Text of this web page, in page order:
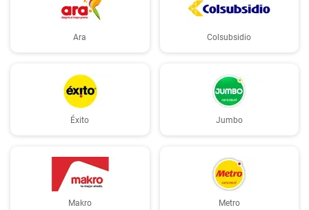
Ara Colsubsidio
Éxito Jumbo
Makro Metro